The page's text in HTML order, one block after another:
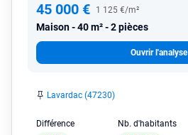
45 000 € 1 125 €/m²
Maison 40 m² - 2 pièces
Ouvrir l'analyse
Lavardac (47230)
Différence
Nb. d'habitants